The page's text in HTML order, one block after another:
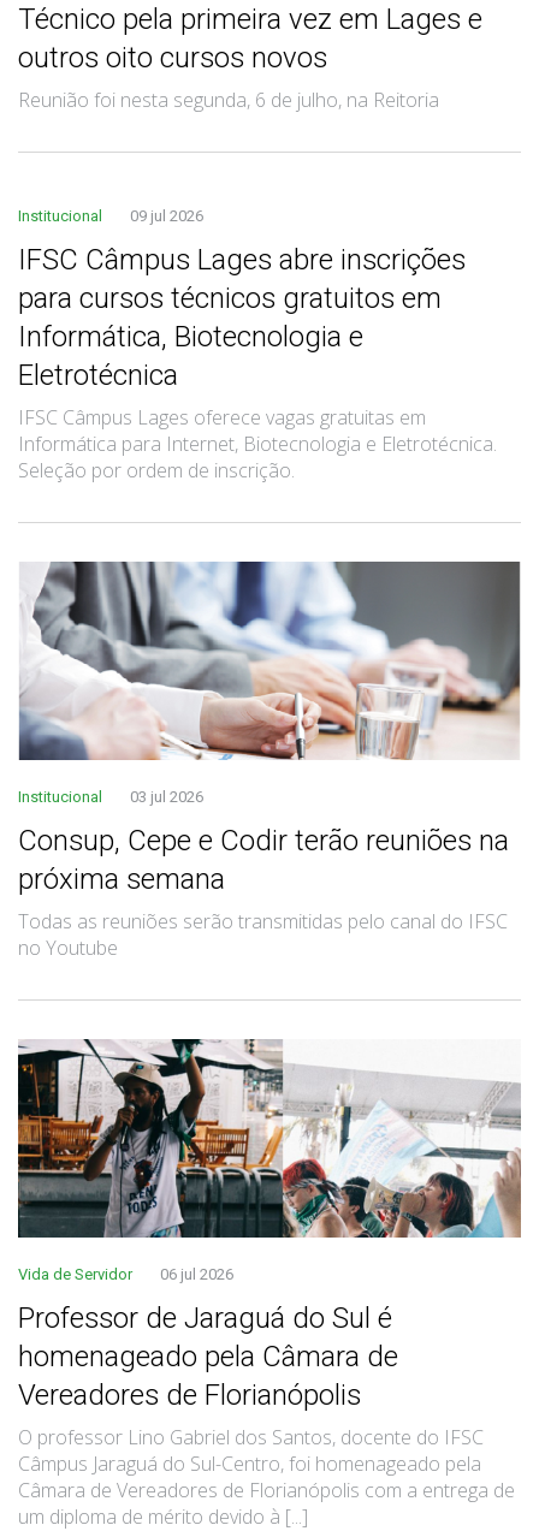
Técnico pela primeira vez em Lages e
outros oito cursos novos
Reunião foi nesta segunda, 6 de julho, na Reitoria
Institucional 09 jul 2026
IFSC Câmpus Lages abre inscrições
para cursos técnicos gratuitos em
Informática, Biotecnologia e
Eletrotécnica
IFSC Câmpus Lages oferece vagas gratuitas em
Informática para Internet, Biotecnologia e Eletrotécnica.
Seleção por ordem de inscrição.
Institucional 03 jul 2026
Consup, Cepe e Codir terão reuniões na
próxima semana
Todas as reuniões serão transmitidas pelo canal do IFSC
no Youtube
Vida de Servidor 06 jul 2026
Professor de Jaraguá do Sul é
homenageado pela Câmara de
Vereadores de Florianópolis
O professor Lino Gabriel dos Santos, docente do IFSC
Câmpus Jaraguá do Sul-Centro, foi homenageado pela
Câmara de Vereadores de Florianópolis com a entrega de
um diploma de mérito devido à [...]